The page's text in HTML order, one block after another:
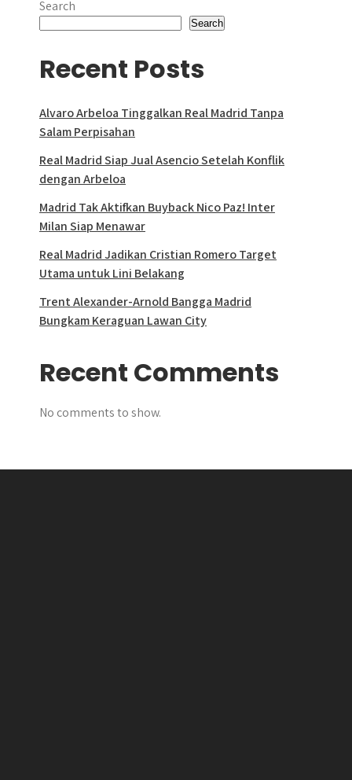
Search
Search
Recent Posts
Alvaro Arbeloa Tinggalkan Real Madrid Tanpa
Salam Perpisahan
Real Madrid Siap Jual Asencio Setelah Konflik
dengan Arbeloa
Madrid Tak Aktifkan Buyback Nico Paz! Inter
Milan Siap Menawar
Real Madrid Jadikan Cristian Romero Target
Utama untuk Lini Belakang
Trent Alexander-Arnold Bangga Madrid
Bungkam Keraguan Lawan City
Recent Comments
No comments to show.